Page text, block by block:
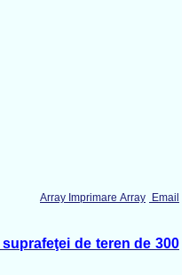
Array Imprimare Array
Email
de teren de 300